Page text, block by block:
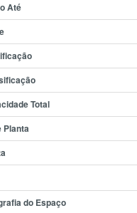
Até
Total
Planta
do Espaço